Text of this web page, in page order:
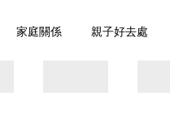
家庭關係 親子好去處